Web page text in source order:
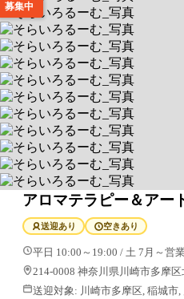
募集中
そらいろるーむ
アロマテラピー＆アー
送迎あり 空きあり
平日 10:00～19:00 / 土 7月～営
214-0008 神奈川県川崎市多摩
送迎対象: 川崎市多摩区, 稲城市